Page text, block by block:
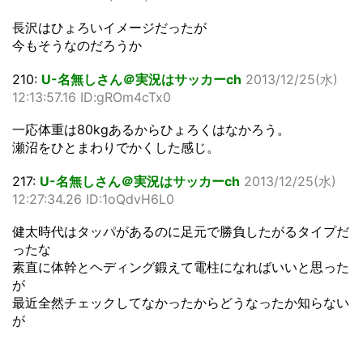
長沢はひょろいイメージだったが
今もそうなのだろうか
210: U-名無しさん＠実況はサッカーch 2013/12/25(水)
12:13:57.16 ID:gROm4cTx0
一応体重は80kgあるからひょろくはなかろう。
瀬沼をひとまわりでかくした感じ。
217: U-名無しさん＠実況はサッカーch 2013/12/25(水)
12:27:34.26 ID:1oQdvH6L0
健太時代はタッパがあるのに足元で勝負したがるタイプだ
ったな
素直に体幹とヘディング鍛えて電柱になればいいと思った
が
最近全然チェックしてなかったからどうなったか知らない
が